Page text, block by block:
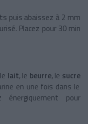
puis abaissez à 2 mm
Placez pour 30 min
lait, le beurre, le sucre
en une fois dans le
pour